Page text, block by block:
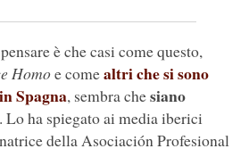
è che casi come questo,
Homoe comealtri che si sono
Spagna, sembra chesiano
Lo ha spiegato ai media iberici
della Asociación Profesional